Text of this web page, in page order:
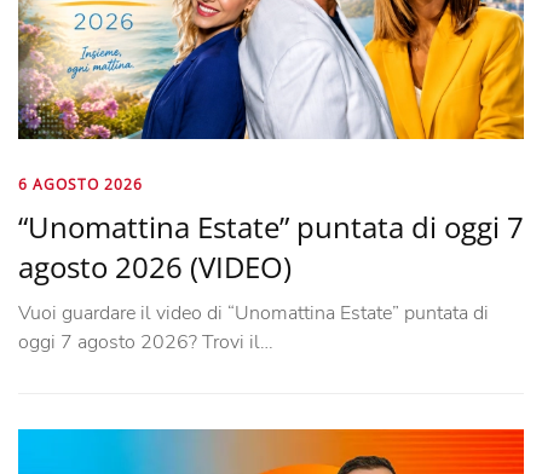
6 AGOSTO 2026
“Unomattina Estate” puntata di oggi 7
agosto 2026 (VIDEO)
Vuoi guardare il video di “Unomattina Estate” puntata di
oggi 7 agosto 2026? Trovi il…